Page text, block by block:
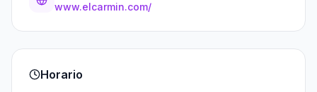
www.elcarmin.com/
Horario